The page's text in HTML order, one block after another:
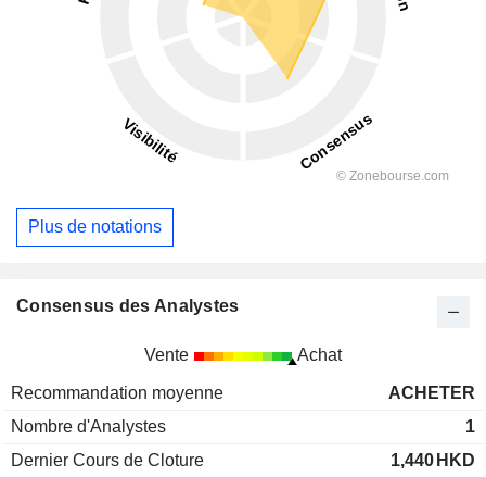
Plus de notations
Consensus des Analystes
Vente Achat
Recommandation moyenne
ACHETER
Nombre d'Analystes
1
Dernier Cours de Cloture
1,440 HKD